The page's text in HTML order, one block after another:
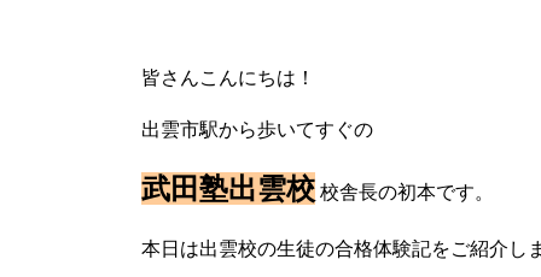
皆さんこんにちは！
出雲市駅から歩いてすぐの
武田塾出雲校 校舎長の初本です。
本日は出雲校の生徒の合格体験記をご紹介し